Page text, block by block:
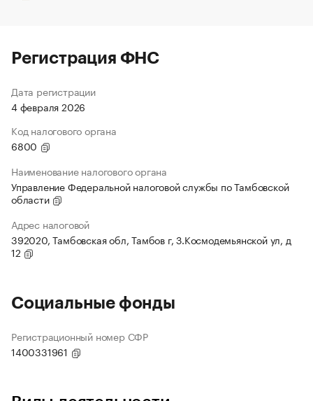
Регистрация ФНС
Дата регистрации
4 февраля 2026
Код налогового органа
6800
Наименование налогового органа
Управление Федеральной налоговой службы по Тамбовской
области
Адрес налоговой
392020, Тамбовская обл, Тамбов г, З.Космодемьянской ул, д
12
Социальные фонды
Регистрационный номер СФР
1400331961